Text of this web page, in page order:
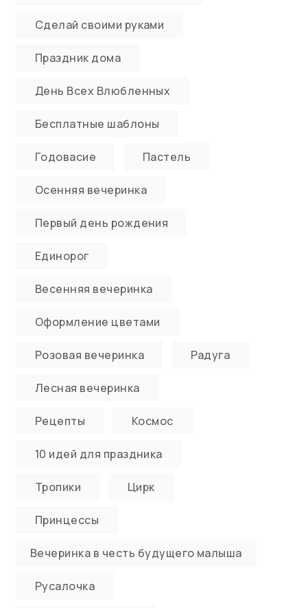
Сделай своими руками
Праздник дома
День Всех Влюбленных
Бесплатные шаблоны
Годовасие Пастель
Осенняя вечеринка
Первый день рождения
Единорог
Весенняя вечеринка
Оформление цветами
Розовая вечеринка Радуга
Лесная вечеринка
Рецепты Космос
10 идей для праздника
Тропики Цирк
Принцессы
Вечеринка в честь будущего малыша
Русалочка